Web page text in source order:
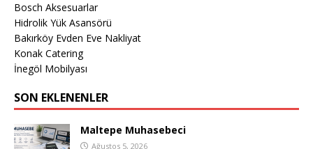
Bosch Aksesuarlar
Hidrolik Yük Asansörü
Bakırköy Evden Eve Nakliyat
Konak Catering
İnegöl Mobilyası
SON EKLENENLER
Maltepe Muhasebeci
Ağustos 5, 2026